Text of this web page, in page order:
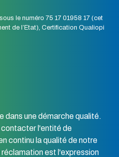
le numéro 75 17 01958 17 (cet
de l’Etat), Certification Qualiopi
une démarche qualité.
contacter l'entité de
continu la qualité de notre
est l'expression